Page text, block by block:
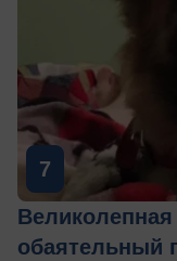
7
обаятельный